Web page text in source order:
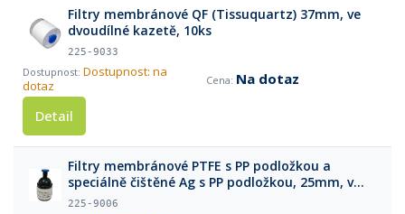
Filtry membránové QF (Tissuquartz) 37mm, ve
dvoudílné kazetě, 10ks
225-9033
Dostupnost: na
dotaz
Na dotaz
Detail
Filtry membránové PTFE s PP podložkou a
speciálně čištěné Ag s PP podložkou, 25mm, v
třídílné tmavé kazetě, 5ks
225-9006